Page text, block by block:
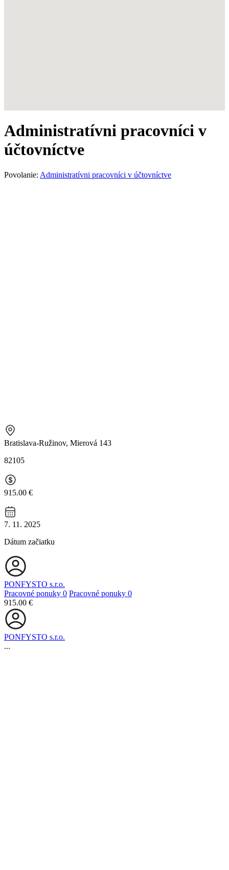
Administratívni pracovníci v
účtovníctve
Povolanie: Administratívni pracovníci v účtovníctve
Bratislava-Ružinov, Mierová 143
82105
915.00 €
7. 11. 2025
Dátum začiatku
PONFYSTO s.r.o.
Pracovné ponuky 0 Pracovné ponuky 0
915.00 €
PONFYSTO s.r.o.
...